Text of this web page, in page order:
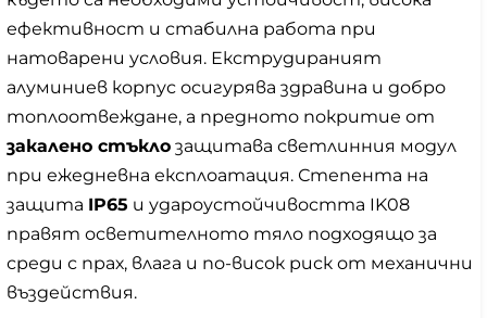
ефективност и стабилна работа при
натоварени условия. Екструдираният
алуминиев корпус осигурява здравина и добро
топлоотвеждане, а предното покритие от
закалено стъкло защитава светлинния модул
при ежедневна експлоатация. Степента на
защита IP65 и удароустойчивостта IK08
правят осветителното тяло подходящо за
среди с прах, влага и по-висок риск от механични
въздействия.